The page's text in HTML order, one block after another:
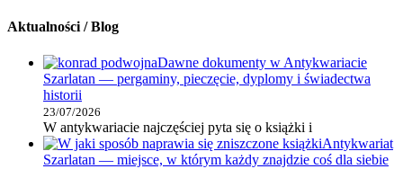
Aktualności / Blog
Dawne dokumenty w Antykwariacie
Szarlatan — pergaminy, pieczęcie, dyplomy i świadectwa
historii
23/07/2026
W antykwariacie najczęściej pyta się o książki i
Antykwariat
Szarlatan — miejsce, w którym każdy znajdzie coś dla siebie